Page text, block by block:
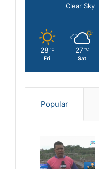
Clear Sky
28 ℃
Fri
27 ℃
Sat
Popular